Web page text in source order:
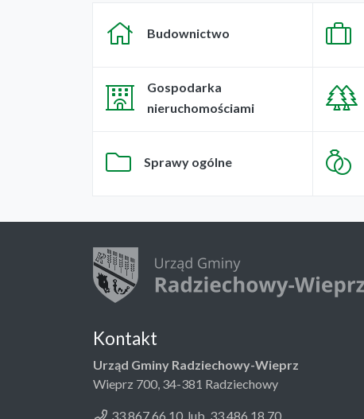
Budownictwo
Gospodarka
nieruchomościami
Sprawy ogólne
Kontakt
Urząd Gminy Radziechowy-Wieprz
Wieprz 700, 34-381 Radziechowy
33 867 66 10 lub 33 486 18 70